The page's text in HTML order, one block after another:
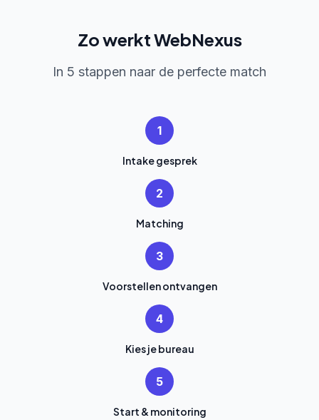
Zo werkt WebNexus
In 5 stappen naar de perfecte match
1
Intake gesprek
2
Matching
3
Voorstellen ontvangen
4
Kies je bureau
5
Start & monitoring